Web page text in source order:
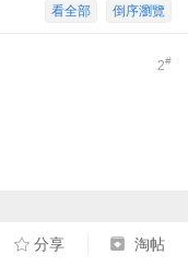
倒序瀏覽
看全部
2#
分享 淘帖